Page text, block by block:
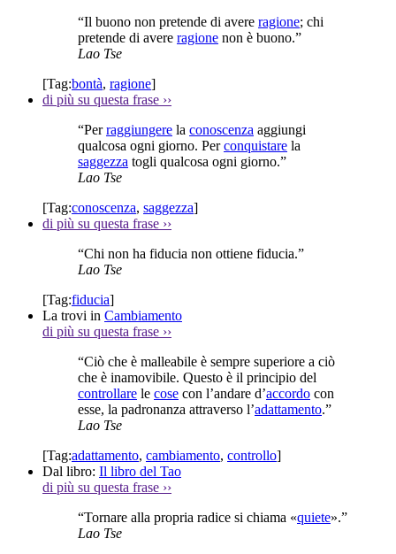
“Il buono non pretende di avere ragione; chi
pretende di avere ragione non è buono.”
Lao Tse
[Tag:bontà, ragione]
di più su questa frase ››
“Perraggiungere la conoscenza aggiungi
qualcosa ogni giorno. Perconquistare la
saggezza togli qualcosa ogni giorno.”
Lao Tse
[Tag:conoscenza, saggezza]
di più su questa frase ››
“Chi non ha fiducia non ottiene fiducia.”
Lao Tse
[Tag:fiducia]
La trovi in Cambiamento
di più su questa frase ››
“Ciò che è malleabile è sempre superiore a ciò
che è inamovibile. Questo è il principio del
controllare le cose con l’andare d’accordo con
esse, la padronanza attraverso l’adattamento.”
Lao Tse
[Tag:adattamento, cambiamento, controllo]
Dal libro: Il libro del Tao
di più su questa frase ››
“Tornare alla propria radice si chiama «quiete».”
Lao Tse